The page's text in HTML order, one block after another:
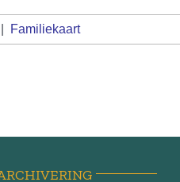
Familiekaart